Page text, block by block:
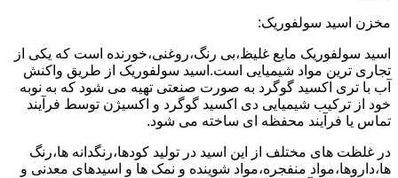
مخزن اسید سولفوریک:
اسید سولفوریک مایع غلیظ،بی رنگ،روغنی،خورنده است که یکی از
تجاری ترین مواد شیمیایی است.اسید سولفوریک از طریق واکنش
آب با تری اکسید گوگرد به صورت صنعتی تهیه می شود که به نوبه
خود از ترکیب شیمیایی دی اکسید گوگرد و اکسیژن توسط فرآیند
تماس یا فرآیند محفظه ای ساخته می شود.
در غلظت های مختلف از این اسید در تولید کودها،رنگدانه ها،رنگ
ها،داروها،مواد منفجره،مواد شوینده و نمک ها و اسیدهای معدنی و